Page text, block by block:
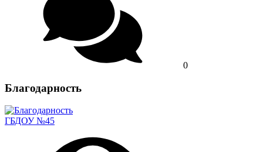
0
Благодарность
ГБДОУ №45